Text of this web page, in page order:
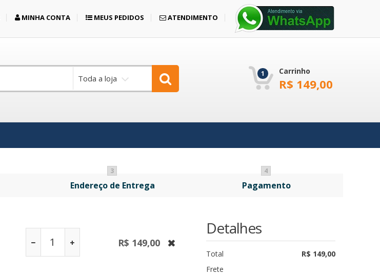
MINHA CONTA MEUS PEDIDOS ATENDIMENTO
Toda a loja 1 Carrinho
R$ 149,00
3
Endereço de Entrega
4
Pagamento
R$ 149,00
Detalhes
Total
R$ 149,00
Frete